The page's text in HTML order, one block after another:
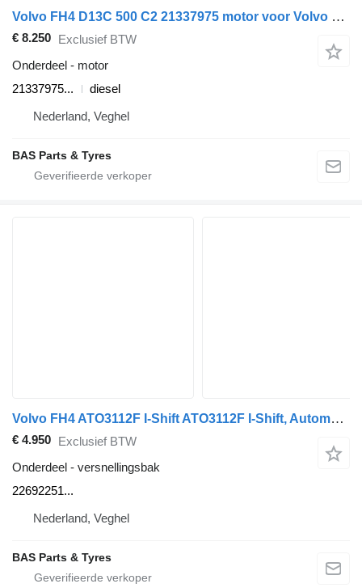
Volvo FH4 D13C 500 C2 21337975 motor voor Volvo FH4 vrachtwagen
€ 8.250 Exclusief BTW
Onderdeel - motor
21337975...
diesel
Nederland, Veghel
BAS Parts & Tyres
Volvo FH4 ATO3112F I-Shift ATO3112F I-Shift, Automatic 22692251 versnellingsbak voor Volvo FH4 vrachtwagen
€ 4.950 Exclusief BTW
Onderdeel - versnellingsbak
22692251...
Nederland, Veghel
BAS Parts & Tyres